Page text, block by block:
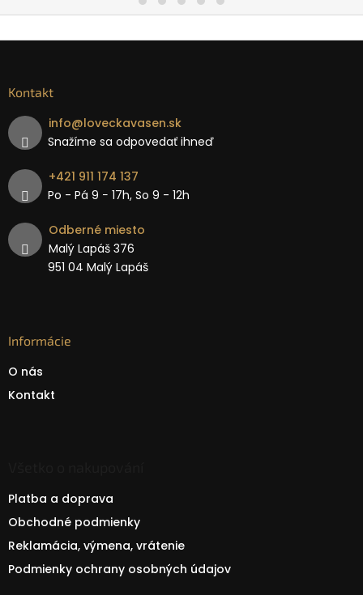
Kontakt
info@loveckavasen.sk
Snažíme sa odpovedať ihneď
+421 911 174 137
Po - Pá 9 − 17h, So 9 - 12h
Odberné miesto
Malý Lapáš 376
951 04 Malý Lapáš
Informácie
O nás
Kontakt
Platba a doprava
Obchodné podmienky
Reklamácia, výmena, vrátenie
Podmienky ochrany osobných údajov